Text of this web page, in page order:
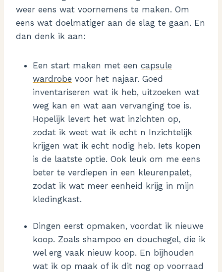
weer eens wat voornemens te maken. Om
eens wat doelmatiger aan de slag te gaan. En
dan denk ik aan:
Een start maken met een capsule
wardrobe voor het najaar. Goed
inventariseren wat ik heb, uitzoeken wat
weg kan en wat aan vervanging toe is.
Hopelijk levert het wat inzichten op,
zodat ik weet wat ik echt n Inzichtelijk
krijgen wat ik echt nodig heb. Iets kopen
is de laatste optie. Ook leuk om me eens
beter te verdiepen in een kleurenpalet,
zodat ik wat meer eenheid krijg in mijn
kledingkast.
Dingen eerst opmaken, voordat ik nieuwe
koop. Zoals shampoo en douchegel, die ik
wel erg vaak nieuw koop. En bijhouden
wat ik op maak of ik dit nog op voorraad